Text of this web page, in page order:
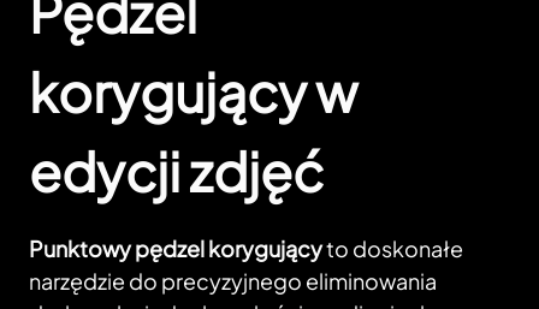
korygujący w
edycji zdjęć
Punktowy pędzel korygującyto doskonałe
narzędzie do precyzyjnego eliminowania